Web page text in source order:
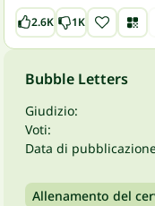
2.6K 1K
Bubble Letters
Giudizio:
Voti:
Data di
Allenamento del